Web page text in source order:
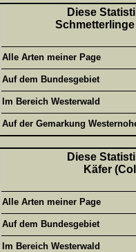
Diese
Alle Arten meiner Page
Auf dem Bundesgebiet
Im Bereich Westerwald
Auf der Gemarkung
Diese
Käfer
Alle Arten meiner Page
Auf dem Bundesgebiet
Im Bereich Westerwald